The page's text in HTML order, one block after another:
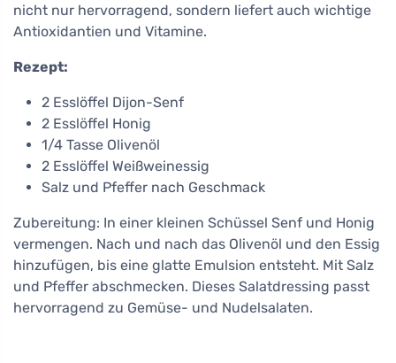
nicht nur hervorragend, sondern liefert auch wichtige
Antioxidantien und Vitamine.
Rezept:
2 Esslöffel Dijon-Senf
2 Esslöffel Honig
1/4 Tasse Olivenöl
2 Esslöffel Weißweinessig
Salz und Pfeffer nach Geschmack
Zubereitung: In einer kleinen Schüssel Senf und Honig
vermengen. Nach und nach das Olivenöl und den Essig
hinzufügen, bis eine glatte Emulsion entsteht. Mit Salz
und Pfeffer abschmecken. Dieses Salatdressing passt
hervorragend zu Gemüse- und Nudelsalaten.